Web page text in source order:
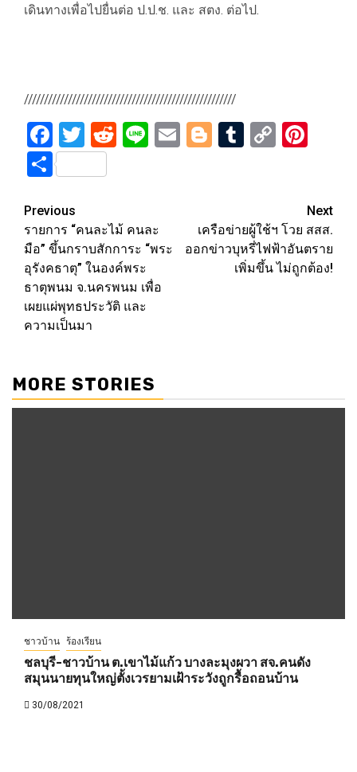
เดินทางเพื่อไปยื่นต่อ ป.ป.ช. และ สตง. ต่อไป.
/////////////////////////////////////////////////////
Facebook
Twitter
Reddit
LineEmailBlogger
Tumblr
Copy
Share
Post
navigation
Previous
รายการ “คนละไม้ คนละ
มือ” ขึ้นกราบสักการะ “พระ
อุรังคธาตุ” ในองค์พระ
ธาตุพนม จ.นครพนม เพื่อ
เผยแผ่พุทธประวัติ และ
ความเป็นมา
Next
เครือข่ายผู้ใช้ฯ โวย สสส.
ออกข่าวบุหรี่ไฟฟ้าอันตราย
เพิ่มขึ้น ไม่ถูกต้อง!
MORE STORIES
ชาวบ้าน ร้องเรียน
ชลบุรี-ชาวบ้าน ต.เขาไม้แก้ว บางละมุงผวา สจ.คนดัง
สมุนนายทุนใหญ่ตั้งเวรยามเฝ้าระวังถูกรื้อถอนบ้าน
30/08/2021